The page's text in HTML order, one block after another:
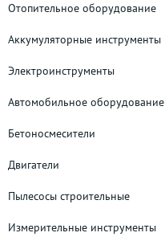
Отопительное оборудование
Аккумуляторные инструменты
Электроинструменты
Автомобильное оборудование
Бетоносмесители
Двигатели
Пылесосы строительные
Измерительные инструменты